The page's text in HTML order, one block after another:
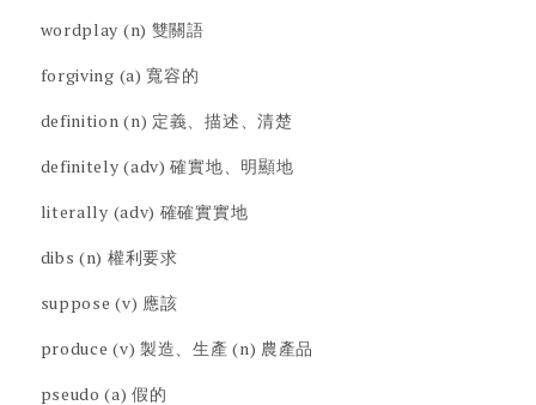
wordplay (n) 雙關語
forgiving (a) 寬容的
definition (n) 定義、描述、清楚
definitely (adv) 確實地、明顯地
literally (adv) 確確實實地
dibs (n) 權利要求
suppose (v) 應該
produce (v) 製造、生產 (n) 農產品
pseudo (a) 假的